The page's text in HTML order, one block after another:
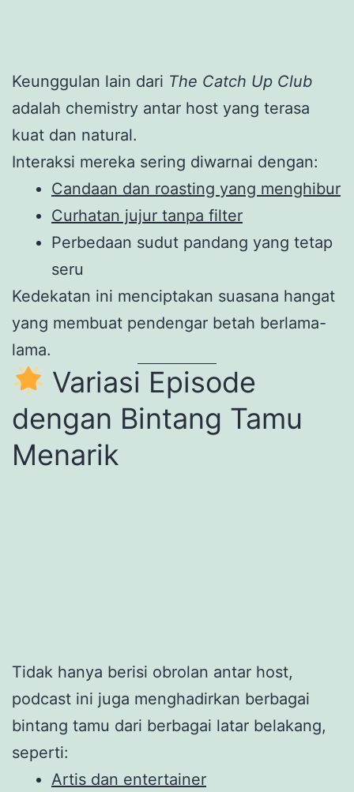
Keunggulan lain dari The Catch Up Club
adalah chemistry antar host yang terasa
kuat dan natural.
Interaksi mereka sering diwarnai dengan:
Candaan dan roasting yang menghibur
Curhatan jujur tanpa filter
Perbedaan sudut pandang yang tetap
seru
Kedekatan ini menciptakan suasana hangat
yang membuat pendengar betah berlama-
lama.
Variasi Episode
dengan Bintang Tamu
Menarik
Tidak hanya berisi obrolan antar host,
podcast ini juga menghadirkan berbagai
bintang tamu dari berbagai latar belakang,
seperti:
Artis dan entertainer